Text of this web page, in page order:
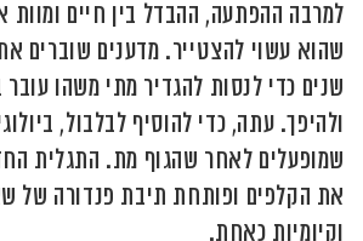
למרבה ההפתעה, ההבדל בין חיים ומוות
שהוא עשוי להצטייר. מדענים שוברים
שנים כדי לנסות להגדיר מתי משהו
ולהיפך. עתה, כדי להוסיף לבלבול,
שמופעלים לאחר שהגוף מת. התגלית
את הקלפים ופותחת תיבת פנדורה של
וקיומיות כאחת.